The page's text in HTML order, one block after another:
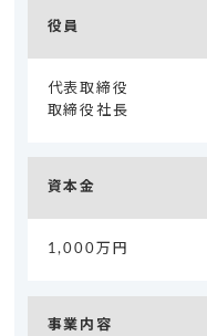
役員
代表取締役
取締役社長
資本金
1,000万円
事業内容